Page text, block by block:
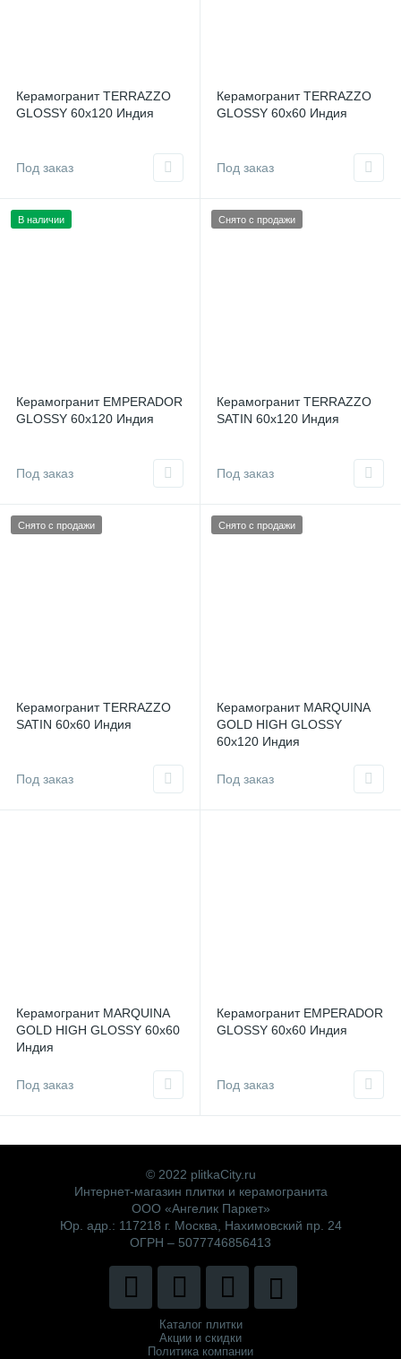
Керамогранит TERRAZZO
GLOSSY 60x120 Индия
Под заказ
Керамогранит TERRAZZO
GLOSSY 60x60 Индия
Под заказ
В наличии
Керамогранит EMPERADOR
GLOSSY 60x120 Индия
Под заказ
Снято с продажи
Керамогранит TERRAZZO
SATIN 60x120 Индия
Под заказ
Снято с продажи
Керамогранит TERRAZZO
SATIN 60x60 Индия
Под заказ
Снято с продажи
Керамогранит MARQUINA
GOLD HIGH GLOSSY
60x120 Индия
Под заказ
Керамогранит MARQUINA
GOLD HIGH GLOSSY 60x60
Индия
Под заказ
Керамогранит EMPERADOR
GLOSSY 60x60 Индия
Под заказ
© 2022 plitkaCity.ru
Интернет-магазин плитки и керамогранита
ООО «Ангелик Паркет»
Юр. адр.: 117218 г. Москва, Нахимовский пр. 24
ОГРН – 5077746856413
Каталог плитки
Акции и скидки
Политика компании